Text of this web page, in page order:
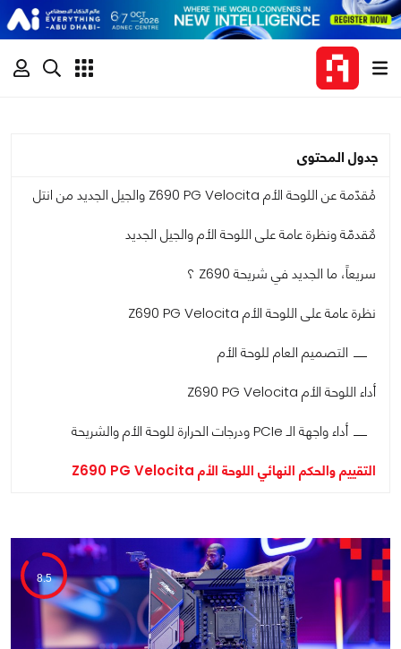
جدول المحتوى
مُقدّمة عن اللوحة الأم Z690 PG Velocita والجيل الجديد من انتل
مٌقدمّة ونظرة عامة على اللوحة الأم والجيل الجديد
سريعاً، ما الجديد في شريحة Z690 ؟
نظرة عامة على اللوحة الأم Z690 PG Velocita
التصميم العام للوحة الأم
أداء اللوحة الأم Z690 PG Velocita
أداء واجهة الـ PCIe ودرجات الحرارة للوحة الأم والشريحة
التقييم والحكم النهائي اللوحة الأم Z690 PG Velocita
8.5